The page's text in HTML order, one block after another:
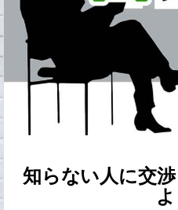
知らない人に交